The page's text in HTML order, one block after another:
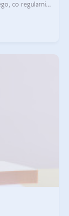
co regularnie